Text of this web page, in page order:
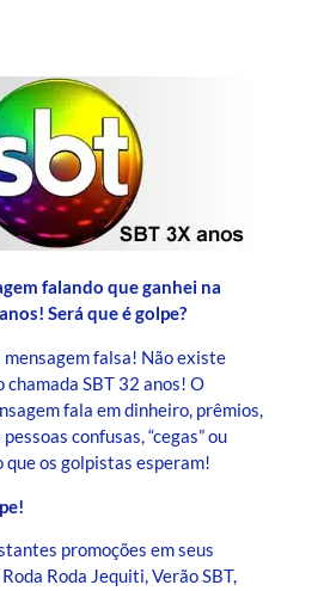
falando que ganhei na
Será que é golpe?
falsa! Não existe
chamada SBT 32 anos! O
fala em dinheiro, prêmios,
confusas, “cegas” ou
que os golpistas esperam!
promoções em seus
Roda Jequiti, Verão SBT,